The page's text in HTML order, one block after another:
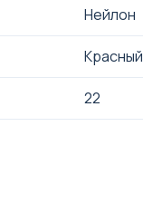
Нейлон
Красный
22